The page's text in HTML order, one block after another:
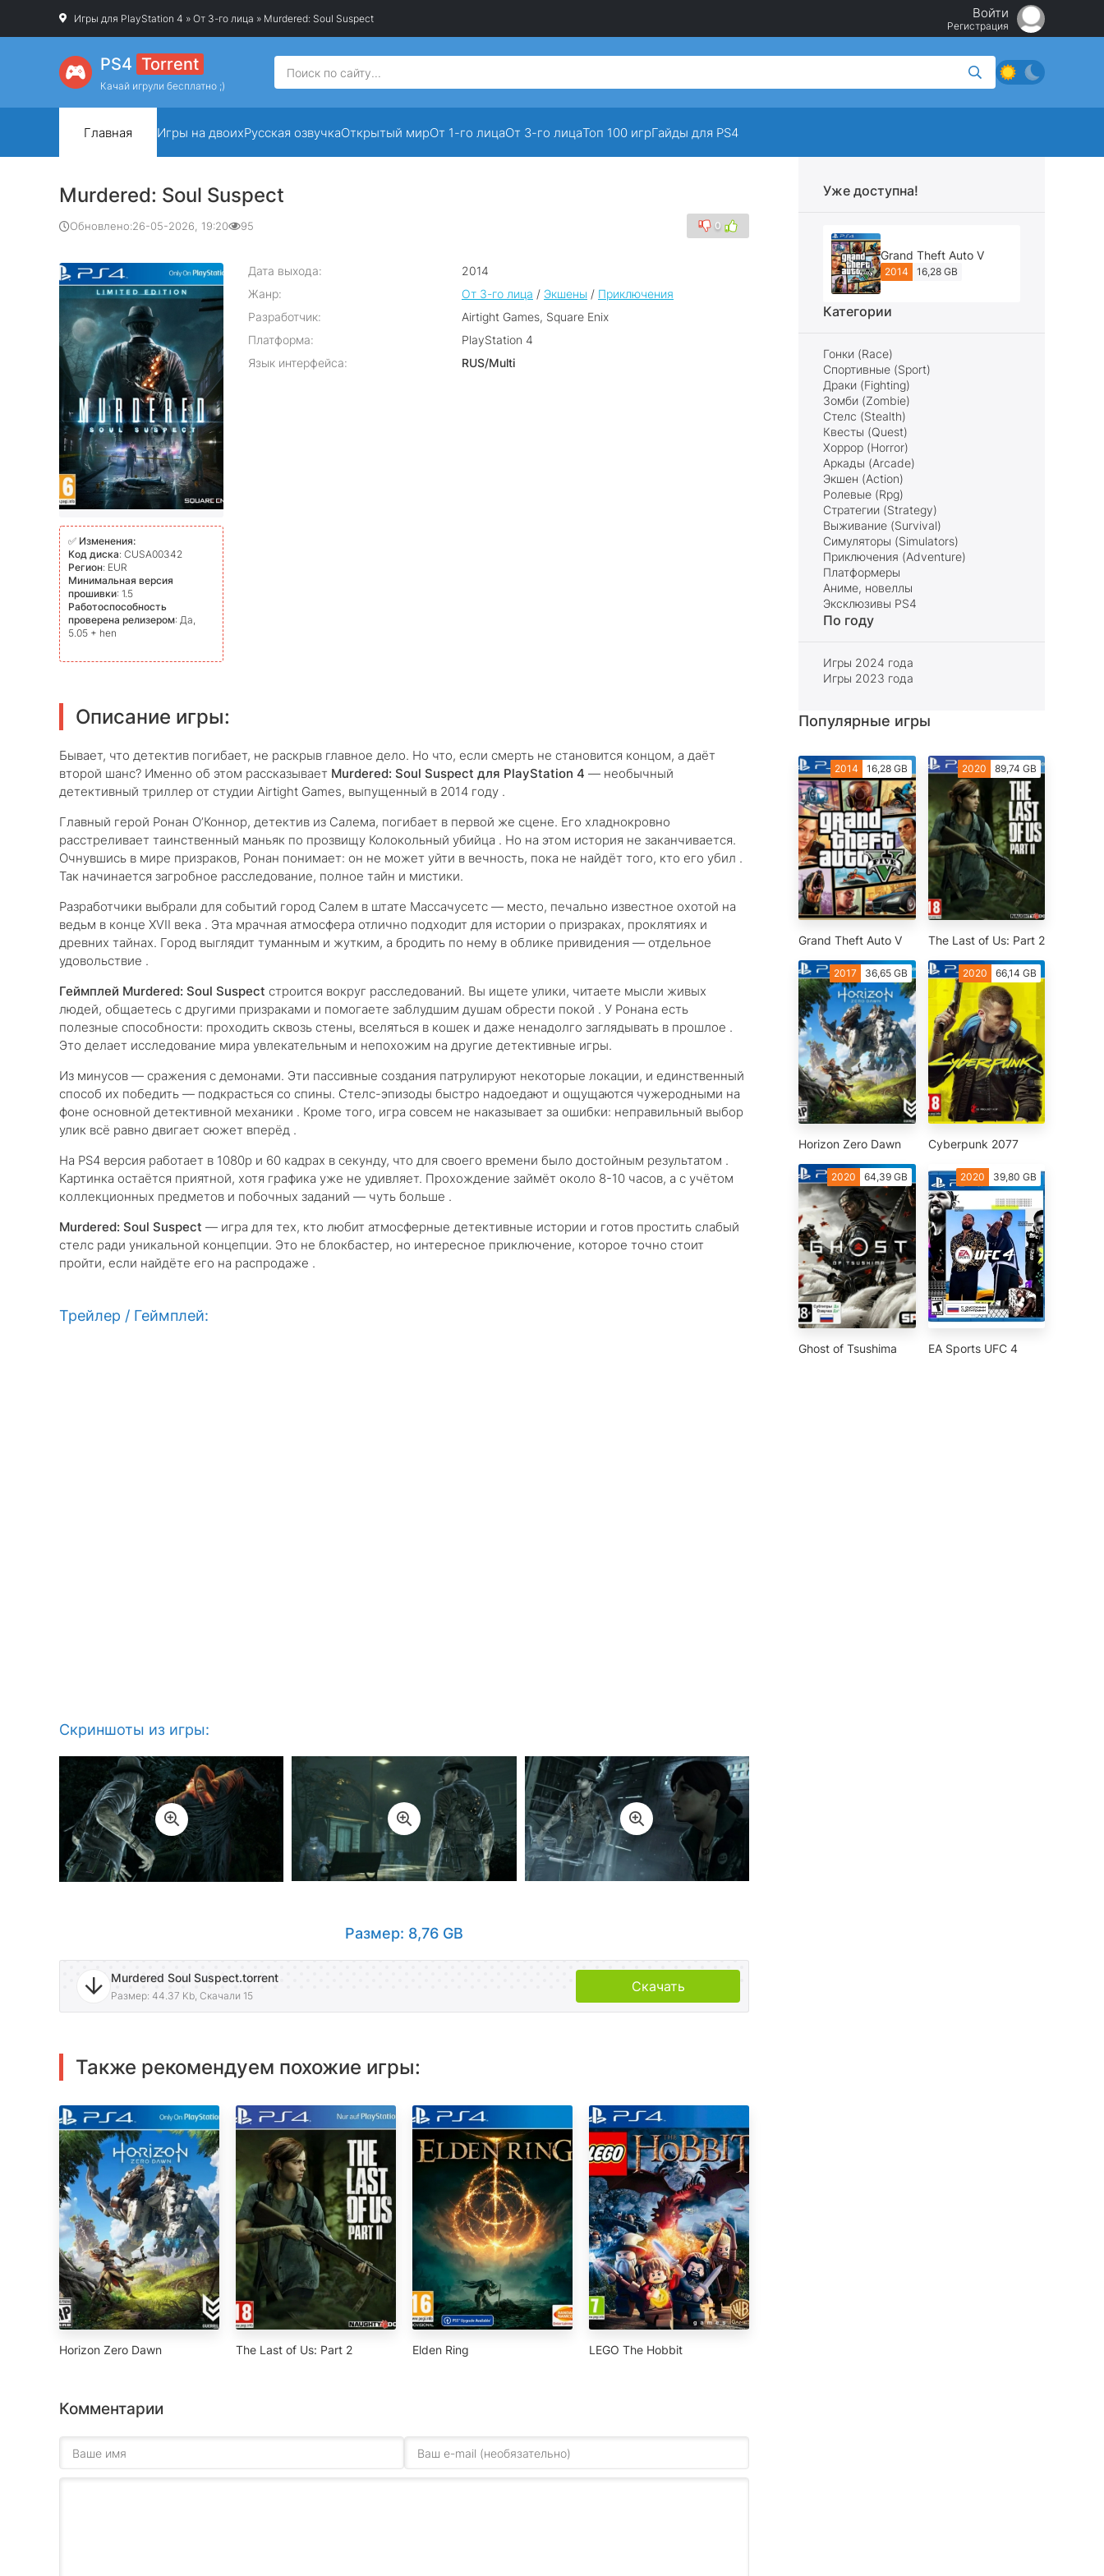
Игры для PlayStation 4 » От 3-го лица » Murdered: Soul Suspect Войти
Регистрация
PS4 Torrent
Качай игрули бесплатно ;)
Главная Игры на двоихРусская озвучкаОткрытый мирОт 1-го лицаОт 3-го лицаТоп 100 игрГайды для PS4
Murdered: Soul Suspect
Обновлено:26-05-2026, 19:20 95 0
✅ Изменения:
Код диска: CUSA00342
Регион: EUR
Минимальная версия
прошивки: 1.5
Работоспособность
проверена релизером: Да,
5.05 + hen
Дата выхода:
2014
Жанр:
От 3-го лица / Экшены / Приключения
Разработчик:
Airtight Games, Square Enix
Платформа:
PlayStation 4
Язык интерфейса:
RUS/Multi
Описание игры:
Бывает, что детектив погибает, не раскрыв главное дело. Но что, если смерть не становится концом, а даёт
второй шанс? Именно об этом рассказывает Murdered: Soul Suspect для PlayStation 4 — необычный
детективный триллер от студии Airtight Games, выпущенный в 2014 году .
Главный герой Ронан О’Коннор, детектив из Салема, погибает в первой же сцене. Его хладнокровно
расстреливает таинственный маньяк по прозвищу Колокольный убийца . Но на этом история не заканчивается.
Очнувшись в мире призраков, Ронан понимает: он не может уйти в вечность, пока не найдёт того, кто его убил .
Так начинается загробное расследование, полное тайн и мистики.
Разработчики выбрали для событий город Салем в штате Массачусетс — место, печально известное охотой на
ведьм в конце XVII века . Эта мрачная атмосфера отлично подходит для истории о призраках, проклятиях и
древних тайнах. Город выглядит туманным и жутким, а бродить по нему в облике привидения — отдельное
удовольствие .
Геймплей Murdered: Soul Suspect строится вокруг расследований. Вы ищете улики, читаете мысли живых
людей, общаетесь с другими призраками и помогаете заблудшим душам обрести покой . У Ронана есть
полезные способности: проходить сквозь стены, вселяться в кошек и даже ненадолго заглядывать в прошлое .
Это делает исследование мира увлекательным и непохожим на другие детективные игры.
Из минусов — сражения с демонами. Эти пассивные создания патрулируют некоторые локации, и единственный
способ их победить — подкрасться со спины. Стелс-эпизоды быстро надоедают и ощущаются чужеродными на
фоне основной детективной механики . Кроме того, игра совсем не наказывает за ошибки: неправильный выбор
улик всё равно двигает сюжет вперёд .
На PS4 версия работает в 1080p и 60 кадрах в секунду, что для своего времени было достойным результатом .
Картинка остаётся приятной, хотя графика уже не удивляет. Прохождение займёт около 8-10 часов, а с учётом
коллекционных предметов и побочных заданий — чуть больше .
Murdered: Soul Suspect — игра для тех, кто любит атмосферные детективные истории и готов простить слабый
стелс ради уникальной концепции. Это не блокбастер, но интересное приключение, которое точно стоит
пройти, если найдёте его на распродаже .
Трейлер / Геймплей:
Скриншоты из игры:
Размер: 8,76 GB
Murdered Soul Suspect.torrent
Размер: 44.37 Kb, Скачали 15
Скачать
Также рекомендуем похожие игры:
Horizon Zero Dawn The Last of Us: Part 2 Elden Ring LEGO The Hobbit
Комментарии
Уже доступна!
Grand Theft Auto V
2014 16,28 GB
Категории
Гонки (Race)
Спортивные (Sport)
Драки (Fighting)
Зомби (Zombie)
Стелс (Stealth)
Квесты (Quest)
Хоррор (Horror)
Аркады (Arcade)
Экшен (Action)
Ролевые (Rpg)
Стратегии (Strategy)
Выживание (Survival)
Симуляторы (Simulators)
Приключения (Adventure)
Платформеры
Аниме, новеллы
Эксклюзивы PS4
По году
Игры 2024 года
Игры 2023 года
Популярные игры
2014 16,28 GB
Grand Theft Auto V
2020 89,74 GB
The Last of Us: Part 2
2017 36,65 GB
Horizon Zero Dawn
2020 66,14 GB
Cyberpunk 2077
2020 64,39 GB
Ghost of Tsushima
2020 39,80 GB
EA Sports UFC 4